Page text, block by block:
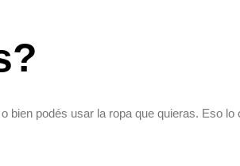
o bien podés usar la ropa que quieras. Eso